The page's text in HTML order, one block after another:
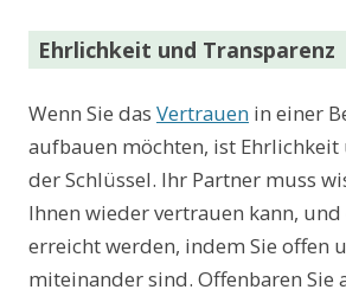
Ehrlichkeit und Transparenz
Wenn Sie das Vertrauen in einer
aufbauen möchten, ist Ehrlichkeit
der Schlüssel. Ihr Partner muss
Ihnen wieder vertrauen kann,
erreicht werden, indem Sie offen
miteinander sind. Offenbaren Sie